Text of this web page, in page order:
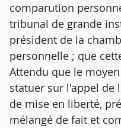
comparution
tribunal de grande
président de la
personnelle ; que
Attendu que le
statuer sur l'appel de
de mise en liberté,
mélangé de fait et